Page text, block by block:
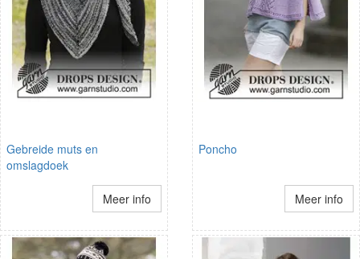
Gebreide muts en
omslagdoek
Meer info
Poncho
Meer info